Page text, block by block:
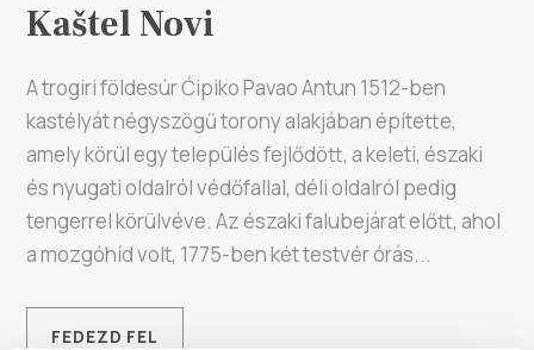
Kaštel Novi
A trogiri földesúr Ćipiko Pavao Antun 1512-ben
kastélyát négyszögű torony alakjában építette,
amely körül egy település fejlődött, a keleti, északi
és nyugati oldalról védőfallal, déli oldalról pedig
tengerrel körülvéve. Az északi falubejárat előtt, ahol
a mozgóhíd volt, 1775-ben két testvér órás...
FEDEZD FEL